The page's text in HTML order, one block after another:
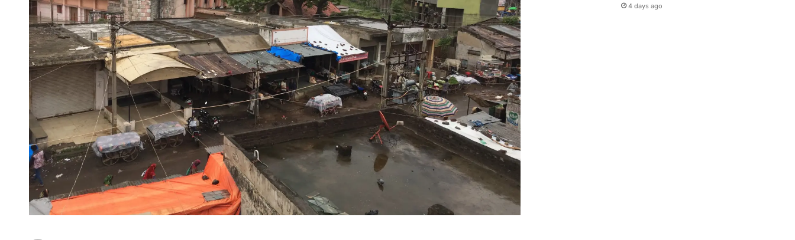
4 days ago